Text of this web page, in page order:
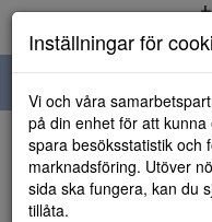
navigation
HEM
Inställningar för
Vi och våra
på din enhet för att
spara besöksstatistik och
marknadsföring. Utöver
sida ska fungera, kan du
tillåta.